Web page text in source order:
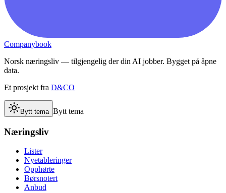
Companybook
Norsk næringsliv — tilgjengelig der din AI jobber. Bygget på åpne
data.
Et prosjekt fra D&CO
Bytt tema Bytt tema
Næringsliv
Lister
Nyetableringer
Opphørte
Børsnotert
Anbud